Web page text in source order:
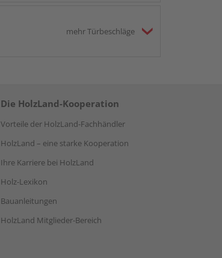
mehr Türbeschläge
Die HolzLand-Kooperation
Vorteile der HolzLand-Fachhändler
HolzLand – eine starke Kooperation
Ihre Karriere bei HolzLand
Holz-Lexikon
Bauanleitungen
HolzLand Mitglieder-Bereich